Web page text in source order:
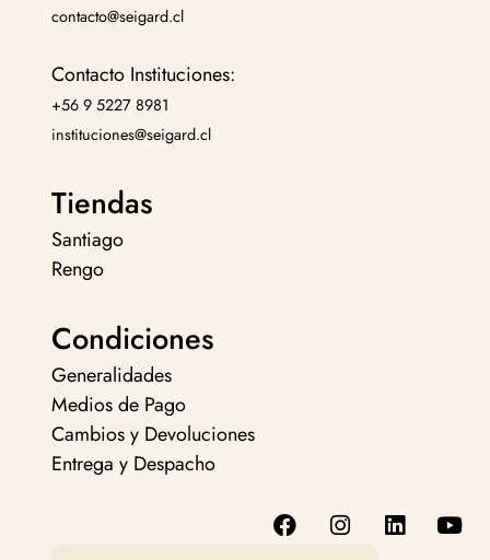
contacto@seigard.cl
Contacto Instituciones:
+56 9 5227 8981
instituciones@seigard.cl
Tiendas
Santiago
Rengo
Condiciones
Generalidades
Medios de Pago
Cambios y Devoluciones
Entrega y Despacho